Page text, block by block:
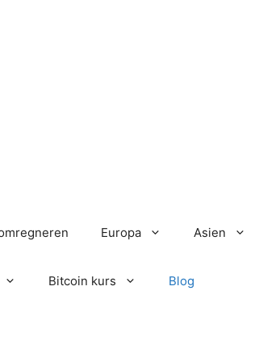
Europa Asien
Bitcoin kurs Blog